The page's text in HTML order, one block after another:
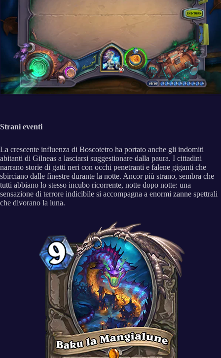
Strani eventi
La crescente influenza di Boscotetro ha portato anche gli indomiti
abitanti di Gilneas a lasciarsi suggestionare dalla paura. I cittadini
narrano storie di gatti neri con occhi penetranti e falene giganti che
sbirciano dalle finestre durante la notte. Ancor più strano, sembra che
tutti abbiano lo stesso incubo ricorrente, notte dopo notte: una
sensazione di terrore indicibile si accompagna a enormi zanne spettrali
che divorano la luna.